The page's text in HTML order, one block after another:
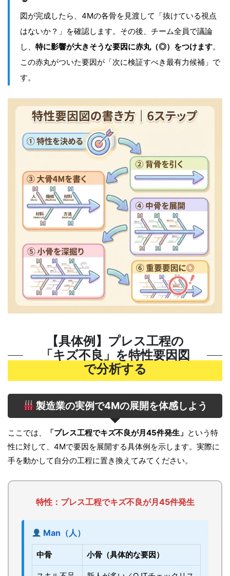
図が完成したら、4Mの各骨を見渡して「抜けている視点
はないか？」を確認します。その後、チーム全員で議論
し、 特に影響が大きそうな要因に赤丸（◎）をつけます。
この赤丸がついた要因が「次に検証すべき最有力候補」で
す。
【具体例】プレス工程の
「キズ不良」を特性要因図
で分析する
製造業の実例で4Mの展開を体感しよう
ここでは、 「プレス工程でキズ不良が月45件発生」 という特
性に対して、4Mで要因を展開する具体例を示します。実際に
手を動かして自分の工程に置き換えてみてください。
特性：プレス工程でキズ不良が月45件発生
Man（人）
中骨 小骨（具体的な要因）